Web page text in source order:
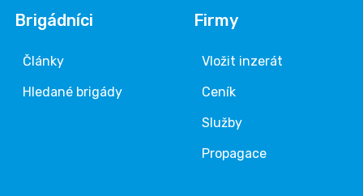
Brigádníci
Články
Hledané brigády
Firmy
Vložit inzerát
Ceník
Služby
Propagace